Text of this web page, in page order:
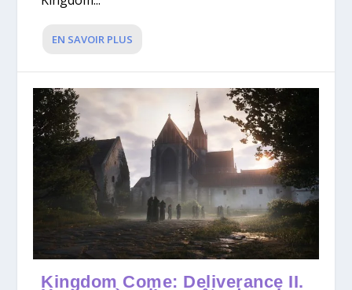
EN SAVOIR PLUS
Kingdom Come: Deliverance II.